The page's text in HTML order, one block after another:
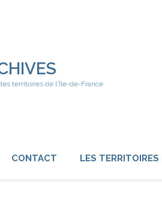
territoires de l'Île-de-France
CONTACT LES TERRITOIRES